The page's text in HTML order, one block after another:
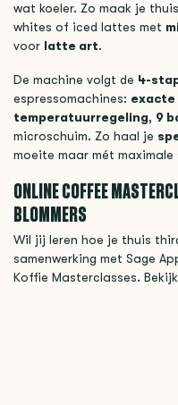
wat koeler. Zo maak je
whites of iced lattes met
voor latte art.
De machine volgt de 4-
espressomachines: exacte
temperatuurregeling, 9
microschuim. Zo haal je
moeite maar mét maximale
ONLINE COFFEE
BLOMMERS
Wil jij leren hoe je thuis
samenwerking met Sage
Koffie Masterclasses. Bekijk